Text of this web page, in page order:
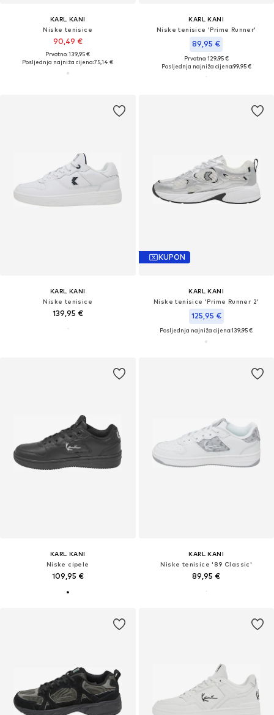
KARL KANI
Niske tenisice
90,49 €
Prvotno: 139,95 €
Posljednja najniža cijena:75,14 €
KARL KANI
Niske tenisice 'Prime Runner'
89,95 €
Prvotno: 129,95 €
Posljednja najniža cijena:99,95 €
KARL KANI
Niske tenisice
139,95 €
KUPON
KARL KANI
Niske tenisice 'Prime Runner 2'
125,95 €
Posljednja najniža cijena:139,95 €
KARL KANI
Niske cipele
109,95 €
KARL KANI
Niske tenisice '89 Classic'
89,95 €